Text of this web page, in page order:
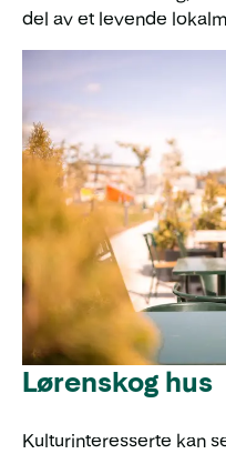
del av et levende
Lørenskog hus
Kulturinteresserte kan